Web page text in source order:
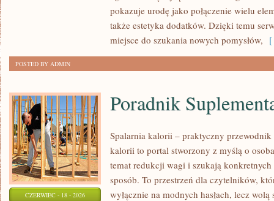
SKÓRYpokazuje urodę jako połączenie wielu
także estetyka dodatków. Dzięki temu
miejsce do szukania nowych pomysłów, [
POSTED BY ADMIN
CZERWIEC - 18 - 2026
Poradnik
Spalarnia kalorii – praktyczny
kalorii to portal stworzony z myślą o
temat redukcji wagi i szukają
sposób. To przestrzeń dla czytelników,
wyłącznie na modnych hasłach, lecz